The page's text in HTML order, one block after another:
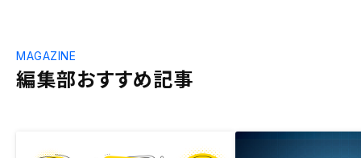
編集部おすすめ記事
MAGAZINE